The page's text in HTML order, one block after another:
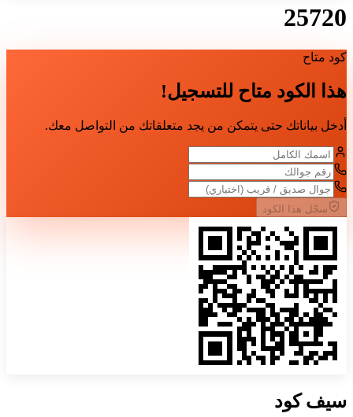
25720
كود متاح
هذا الكود متاح للتسجيل!
أدخل بياناتك حتى يتمكن من يجد متعلقاتك من التواصل معك.
سجّل هذا الكود
سيفكود